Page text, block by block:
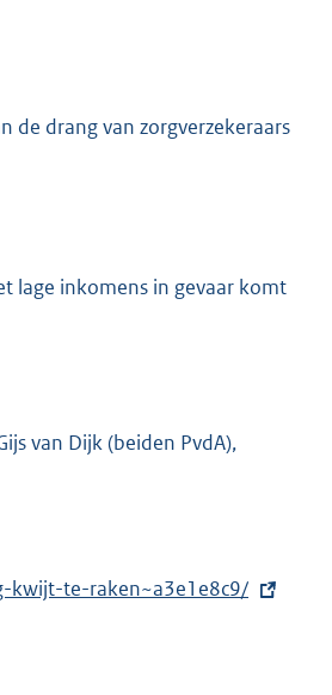
de drang van zorgverzekeraars
lage inkomens in gevaar komt
van Dijk (beiden PvdA),
kwijt-te-raken~a3e1e8c9/